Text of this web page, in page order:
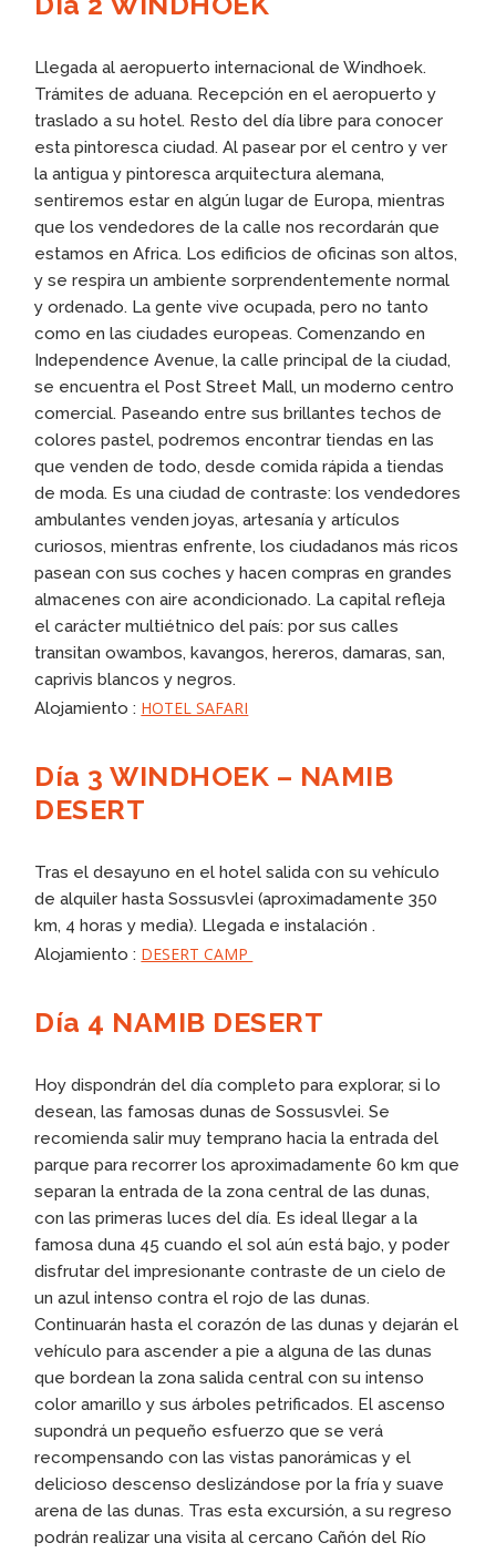
Llegada al aeropuerto internacional de Windhoek.
Trámites de aduana. Recepción en el aeropuerto y
traslado a su hotel. Resto del día libre para conocer
esta pintoresca ciudad. Al pasear por el centro y ver
la antigua y pintoresca arquitectura alemana,
sentiremos estar en algún lugar de Europa, mientras
que los vendedores de la calle nos recordarán que
estamos en Africa. Los edificios de oficinas son altos,
y se respira un ambiente sorprendentemente normal
y ordenado. La gente vive ocupada, pero no tanto
como en las ciudades europeas. Comenzando en
Independence Avenue, la calle principal de la ciudad,
se encuentra el Post Street Mall, un moderno centro
comercial. Paseando entre sus brillantes techos de
colores pastel, podremos encontrar tiendas en las
que venden de todo, desde comida rápida a tiendas
de moda. Es una ciudad de contraste: los vendedores
ambulantes venden joyas, artesanía y artículos
curiosos, mientras enfrente, los ciudadanos más ricos
pasean con sus coches y hacen compras en grandes
almacenes con aire acondicionado. La capital refleja
el carácter multiétnico del país: por sus calles
transitan owambos, kavangos, hereros, damaras, san,
caprivis blancos y negros.
Alojamiento : HOTEL SAFARI
Día 3 WINDHOEK – NAMIB
DESERT
Tras el desayuno en el hotel salida con su vehículo
de alquiler hasta Sossusvlei (aproximadamente 350
km, 4 horas y media). Llegada e instalación .
Alojamiento : DESERT CAMP
Día 4 NAMIB DESERT
Hoy dispondrán del día completo para explorar, si lo
desean, las famosas dunas de Sossusvlei. Se
recomienda salir muy temprano hacia la entrada del
parque para recorrer los aproximadamente 60 km que
separan la entrada de la zona central de las dunas,
con las primeras luces del día. Es ideal llegar a la
famosa duna 45 cuando el sol aún está bajo, y poder
disfrutar del impresionante contraste de un cielo de
un azul intenso contra el rojo de las dunas.
Continuarán hasta el corazón de las dunas y dejarán el
vehículo para ascender a pie a alguna de las dunas
que bordean la zona salida central con su intenso
color amarillo y sus árboles petrificados. El ascenso
supondrá un pequeño esfuerzo que se verá
recompensando con las vistas panorámicas y el
delicioso descenso deslizándose por la fría y suave
arena de las dunas. Tras esta excursión, a su regreso
podrán realizar una visita al cercano Cañón del Río